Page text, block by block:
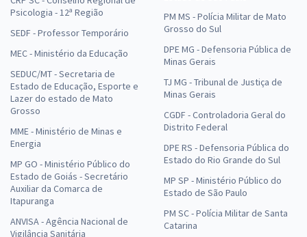
Psicologia - 12ª Região
SEDF - Professor Temporário
MEC - Ministério da Educação
SEDUC/MT - Secretaria de
Estado de Educação, Esporte e
Lazer do estado de Mato
Grosso
MME - Ministério de Minas e
Energia
MP GO - Ministério Público do
Estado de Goiás - Secretário
Auxiliar da Comarca de
Itapuranga
ANVISA - Agência Nacional de
Vigilância Sanitária
PM MS - Polícia Militar de Mato
Grosso do Sul
DPE MG - Defensoria Pública de
Minas Gerais
TJ MG - Tribunal de Justiça de
Minas Gerais
CGDF - Controladoria Geral do
Distrito Federal
DPE RS - Defensoria Pública do
Estado do Rio Grande do Sul
MP SP - Ministério Público do
Estado de São Paulo
PM SC - Polícia Militar de Santa
Catarina